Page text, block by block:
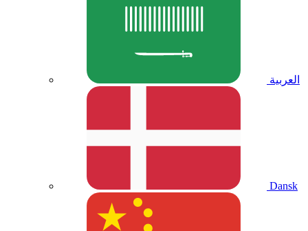
العربية
Dansk